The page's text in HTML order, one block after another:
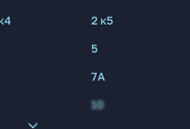
2 к5
5
7А
10